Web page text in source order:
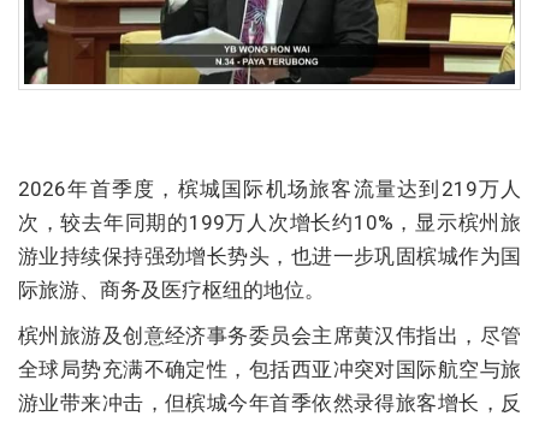
2026年首季度，槟城国际机场旅客流量达到219万人
次，较去年同期的199万人次增长约10%，显示槟州旅
游业持续保持强劲增长势头，也进一步巩固槟城作为国
际旅游、商务及医疗枢纽的地位。
槟州旅游及创意经济事务委员会主席黄汉伟指出，尽管
全球局势充满不确定性，包括西亚冲突对国际航空与旅
游业带来冲击，但槟城今年首季依然录得旅客增长，反